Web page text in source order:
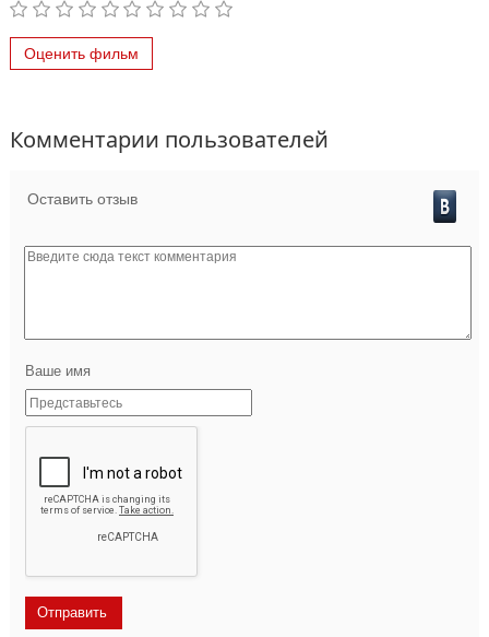
Оценить фильм
Комментарии пользователей
Оставить отзыв
Ваше имя